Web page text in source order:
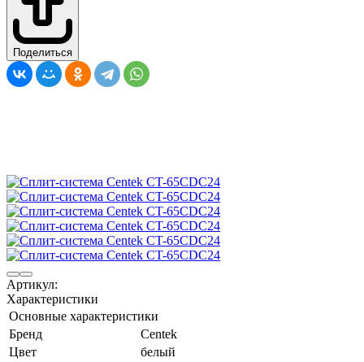
Поделиться
Артикул:
Характеристики
Основные характеристики
Бренд
Centek
Цвет
белый